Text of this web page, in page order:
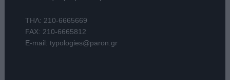
ΤΗΛ: 210-6665669
FAX: 210-6665812
E-mail: typologies@paron.gr